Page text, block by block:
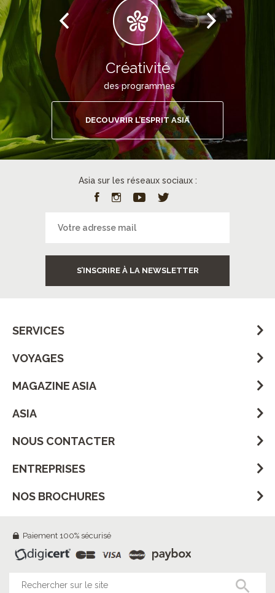
Créativité
des programmes
DECOUVRIR L’ESPRIT ASIA
Asia sur les réseaux sociaux :
S’INSCRIRE À LA NEWSLETTER
SERVICES
VOYAGES
MAGAZINE ASIA
ASIA
NOUS CONTACTER
ENTREPRISES
NOS BROCHURES
Paiement 100% sécurisé